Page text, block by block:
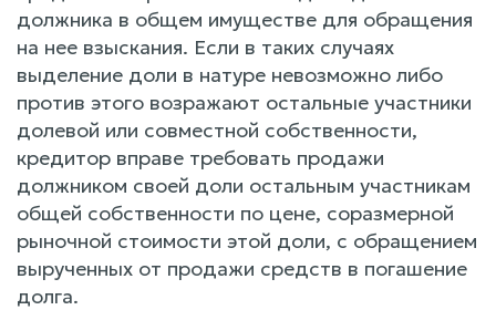
должника в общем имуществе для обращения
на нее взыскания. Если в таких случаях
выделение доли в натуре невозможно либо
против этого возражают остальные участники
долевой или совместной собственности,
кредитор вправе требовать продажи
должником своей доли остальным участникам
общей собственности по цене, соразмерной
рыночной стоимости этой доли, с обращением
вырученных от продажи средств в погашение
долга.